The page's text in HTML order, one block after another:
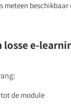
meteen
losse e-
de module